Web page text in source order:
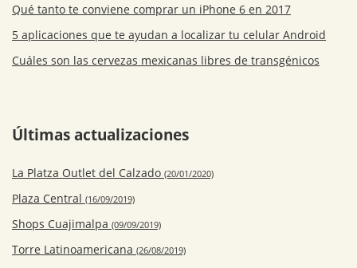
Qué tanto te conviene comprar un iPhone 6 en 2017
5 aplicaciones que te ayudan a localizar tu celular Android
Cuáles son las cervezas mexicanas libres de transgénicos
Últimas actualizaciones
La Platza Outlet del Calzado (20/01/2020)
Plaza Central (16/09/2019)
Shops Cuajimalpa (09/09/2019)
Torre Latinoamericana (26/08/2019)